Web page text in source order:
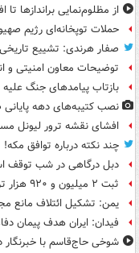
از مظلوم‌نمایی براندازها
حملات توپخانه‌ای رژیم
صفار هرندی: تشییع
توضیحات معاون امنیتی و
بازتاب پیامدهای جنگ علیه
نصب کتیبه‌های دهه
افشای نقشه ترور لیونل مسی
چند نکته درباره توافق مکه!
دبل درگاهی در شب توقف
ثبت ۲ میلیون و ۹۲۰ هزار تردد در مرز مهران طی ایام اربعین
یمن: تشکیل ائتلاف مانع
فیدان: ایران هدف پیمان
شوخی حاج‌قاسم با خبرنگار